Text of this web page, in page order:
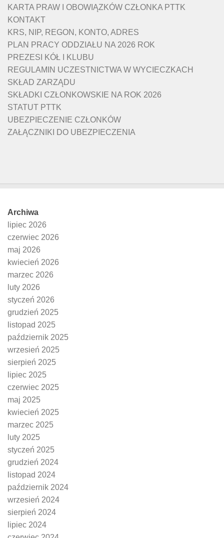
KARTA PRAW I OBOWIĄZKÓW CZŁONKA PTTK
KONTAKT
KRS, NIP, REGON, KONTO, ADRES
PLAN PRACY ODDZIAŁU NA 2026 ROK
PREZESI KÓŁ I KLUBU
REGULAMIN UCZESTNICTWA W WYCIECZKACH
SKŁAD ZARZĄDU
SKŁADKI CZŁONKOWSKIE NA ROK 2026
STATUT PTTK
UBEZPIECZENIE CZŁONKÓW
ZAŁĄCZNIKI DO UBEZPIECZENIA
Archiwa
lipiec 2026
czerwiec 2026
maj 2026
kwiecień 2026
marzec 2026
luty 2026
styczeń 2026
grudzień 2025
listopad 2025
październik 2025
wrzesień 2025
sierpień 2025
lipiec 2025
czerwiec 2025
maj 2025
kwiecień 2025
marzec 2025
luty 2025
styczeń 2025
grudzień 2024
listopad 2024
październik 2024
wrzesień 2024
sierpień 2024
lipiec 2024